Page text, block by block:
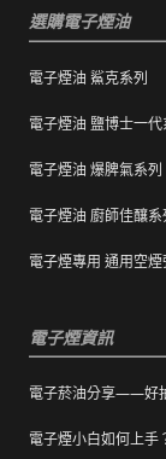
海外運送：
選購電子煙油
電子煙油 鯊克系列
電子煙油 鹽博士一代
電子煙油 爆脾氣系列
電子煙油 廚師佳釀系
電子煙專用 通用空煙
電子煙資訊
電子菸油分享——好
電子煙小白如何上手